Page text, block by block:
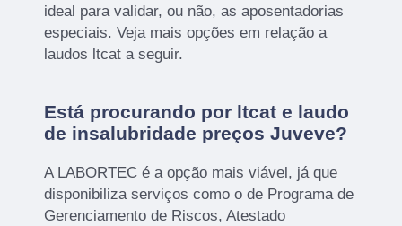
ideal para validar, ou não, as aposentadorias
especiais. Veja mais opções em relação a
laudos ltcat a seguir.
Está procurando por ltcat e laudo
de insalubridade preços Juveve?
A LABORTEC é a opção mais viável, já que
disponibiliza serviços como o de Programa de
Gerenciamento de Riscos, Atestado